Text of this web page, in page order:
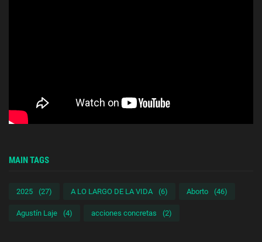
MAIN TAGS
2025 (27) A LO LARGO DE LA VIDA (6) Aborto (46)
Agustín Laje (4) acciones concretas (2)